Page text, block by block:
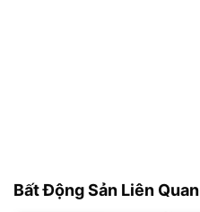
Bất Động Sản Liên Quan